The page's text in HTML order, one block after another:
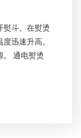
斗。在熨烫
迅速升高。
通电熨烫